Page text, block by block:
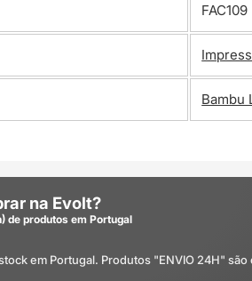
FAC109
Bambu
na Evolt?
de produtos em Portugal
em Portugal. Produtos "ENVIO 24H"